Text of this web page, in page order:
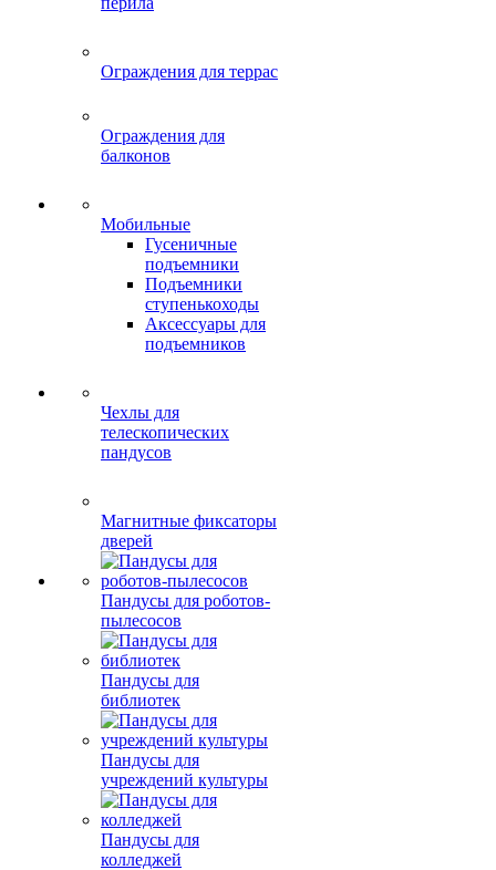
Ограждения для террас
Ограждения для
балконов
Мобильные
Гусеничные
подъемники
Подъемники
ступенькоходы
Аксессуары для
подъемников
Чехлы для
телескопических
пандусов
Магнитные фиксаторы
дверей
Пандусы для роботов-
пылесосов
Пандусы для
библиотек
Пандусы для
учреждений культуры
Пандусы для
колледжей